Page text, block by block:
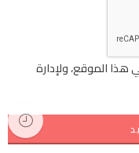
هذا الموقع، ولإدارة